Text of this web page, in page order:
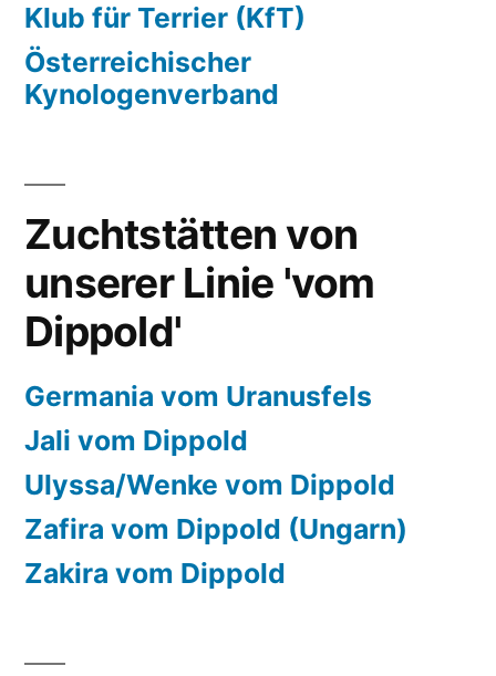
Klub für Terrier (KfT)
Österreichischer
Kynologenverband
Zuchtstätten von
unserer Linie 'vom
Dippold'
Germania vom Uranusfels
Jali vom Dippold
Ulyssa/Wenke vom Dippold
Zafira vom Dippold (Ungarn)
Zakira vom Dippold